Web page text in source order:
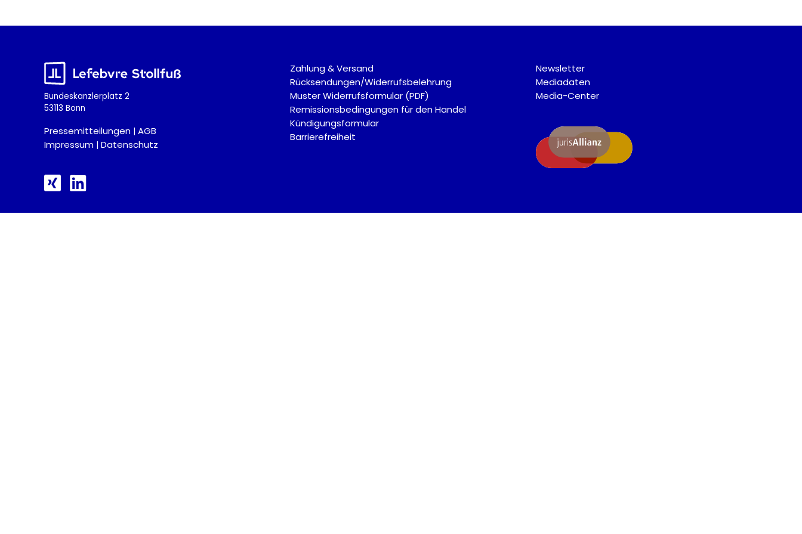
Bundeskanzlerplatz 2
53113 Bonn
Pressemitteilungen| AGB
Impressum| Datenschutz
Zahlung & Versand
Rücksendungen/Widerrufsbelehrung
Muster Widerrufsformular (PDF)
Remissionsbedingungen für den Handel
Kündigungsformular
Barrierefreiheit
Newsletter
Mediadaten
Media-Center